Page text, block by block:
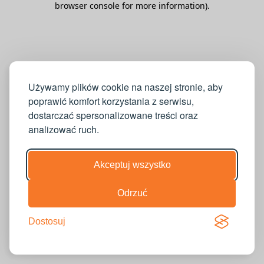
Używamy plików cookie na naszej stronie, aby
poprawić komfort korzystania z serwisu,
dostarczać spersonalizowane treści oraz
analizować ruch.
Akceptuj wszystko
Odrzuć
Dostosuj
browser console for more information).